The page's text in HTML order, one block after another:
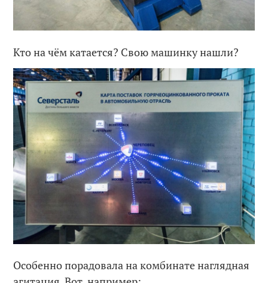
Кто на чём катается? Свою машинку нашли?
Особенно порадовала на комбинате наглядная